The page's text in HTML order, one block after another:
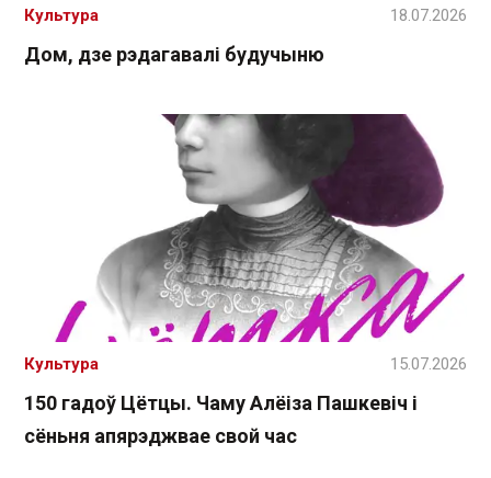
Дом, дзе рэдагавалі будучыню
Культура 18.07.2026
150 гадоў Цётцы. Чаму Алёіза Пашкевіч і
сёньня апярэджвае свой час
Культура 15.07.2026